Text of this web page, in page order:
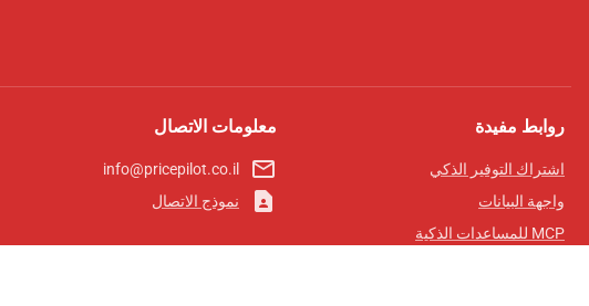
روابط مفيدة
اشتراك التوفير الذكي
واجهة البيانات
MCP للمساعدات الذكية
معلومات الاتصال
mail_outline
info@pricepilot.co.il
contact_page نموذج الاتصال